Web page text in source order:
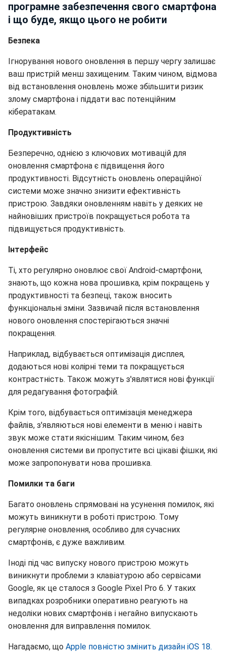
програмне забезпечення свого смартфона
і що буде, якщо цього не робити
Безпека
Ігнорування нового оновлення в першу чергу залишає
ваш пристрій менш захищеним. Таким чином, відмова
від встановлення оновлень може збільшити ризик
злому смартфона і піддати вас потенційним
кібератакам.
Продуктивність
Безперечно, однією з ключових мотивацій для
оновлення смартфона є підвищення його
продуктивності. Відсутність оновлень операційної
системи може значно знизити ефективність
пристрою. Завдяки оновленням навіть у деяких не
найновіших пристроїв покращується робота та
підвищується продуктивність.
Інтерфейс
Ті, хто регулярно оновлює свої Android-смартфони,
знають, що кожна нова прошивка, крім покращень у
продуктивності та безпеці, також вносить
функціональні зміни. Зазвичай після встановлення
нового оновлення спостерігаються значні
покращення.
Наприклад, відбувається оптимізація дисплея,
додаються нові колірні теми та покращується
контрастність. Також можуть з'являтися нові функції
для редагування фотографій.
Крім того, відбувається оптимізація менеджера
файлів, з'являються нові елементи в меню і навіть
звук може стати якіснішим. Таким чином, без
оновлення системи ви пропустите всі цікаві фішки, які
може запропонувати нова прошивка.
Помилки та баги
Багато оновлень спрямовані на усунення помилок, які
можуть виникнути в роботі пристрою. Тому
регулярне оновлення, особливо для сучасних
смартфонів, є дуже важливим.
Іноді під час випуску нового пристрою можуть
виникнути проблеми з клавіатурою або сервісами
Google, як це сталося з Google Pixel Pro 6. У таких
випадках розробники оперативно реагують на
недоліки нових смартфонів і негайно випускають
оновлення для виправлення помилок.
Нагадаємо, що Apple повністю змінить дизайн iOS 18.